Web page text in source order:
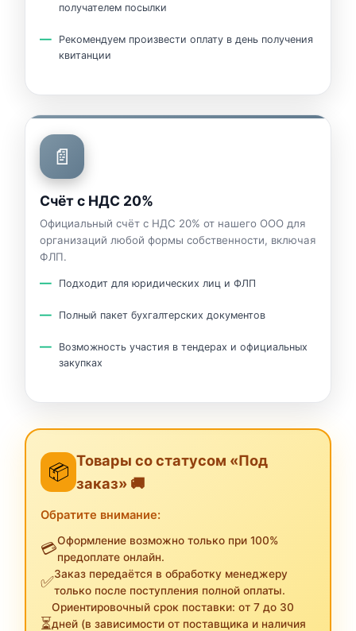
получателем посылки
Рекомендуем произвести оплату в день получения
квитанции
📄
Счёт с НДС 20%
Официальный счёт с НДС 20% от нашего ООО для
организаций любой формы собственности, включая
ФЛП.
Подходит для юридических лиц и ФЛП
Полный пакет бухгалтерских документов
Возможность участия в тендерах и официальных
закупках
📦 Товары со статусом «Под
заказ» 🚚
Обратите внимание:
💳Оформление возможно только при 100%
предоплате онлайн.
✅Заказ передаётся в обработку менеджеру
только после поступления полной оплаты.
⏳
Ориентировочный срок поставки: от 7 до 30
дней (в зависимости от поставщика и наличия